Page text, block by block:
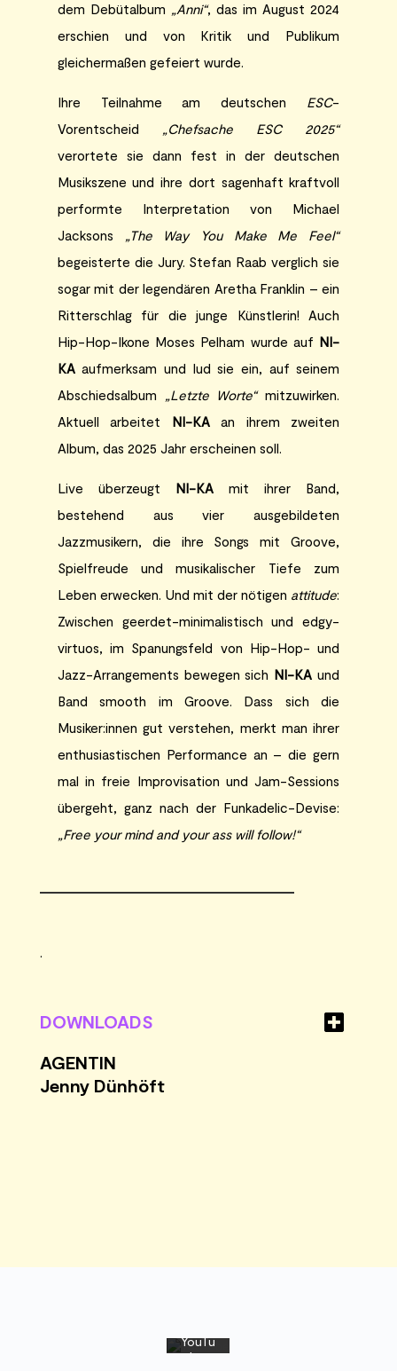
dem Debütalbum „Anni“, das im August 2024
erschien und von Kritik und Publikum
gleichermaßen gefeiert wurde.
Ihre Teilnahme am deutschen ESC-
Vorentscheid „Chefsache ESC 2025“
verortete sie dann fest in der deutschen
Musikszene und ihre dort sagenhaft kraftvoll
performte Interpretation von Michael
Jacksons „The Way You Make Me Feel“
begeisterte die Jury. Stefan Raab verglich sie
sogar mit der legendären Aretha Franklin – ein
Ritterschlag für die junge Künstlerin! Auch
Hip-Hop-Ikone Moses Pelham wurde auf NI-
KAaufmerksam und lud sie ein, auf seinem
Abschiedsalbum „Letzte Worte“mitzuwirken.
Aktuell arbeitet NI-KAan ihrem zweiten
Album, das 2025 Jahr erscheinen soll.
Live überzeugt NI-KAmit ihrer Band,
bestehend aus vier ausgebildeten
Jazzmusikern, die ihre Songs mit Groove,
Spielfreude und musikalischer Tiefe zum
Leben erwecken. Und mit der nötigen attitude:
Zwischen geerdet-minimalistisch und edgy-
virtuos, im Spanungsfeld von Hip-Hop- und
Jazz-Arrangements bewegen sich NI-KA und
Band smooth im Groove. Dass sich die
Musiker:innen gut verstehen, merkt man ihrer
enthusiastischen Performance an – die gern
mal in freie Improvisation und Jam-Sessions
übergeht, ganz nach der Funkadelic-Devise:
„Free your mind and your ass will follow!“
.
DOWNLOADS
AGENTIN
Jenny Dünhöft
Daten
YouTu
be.